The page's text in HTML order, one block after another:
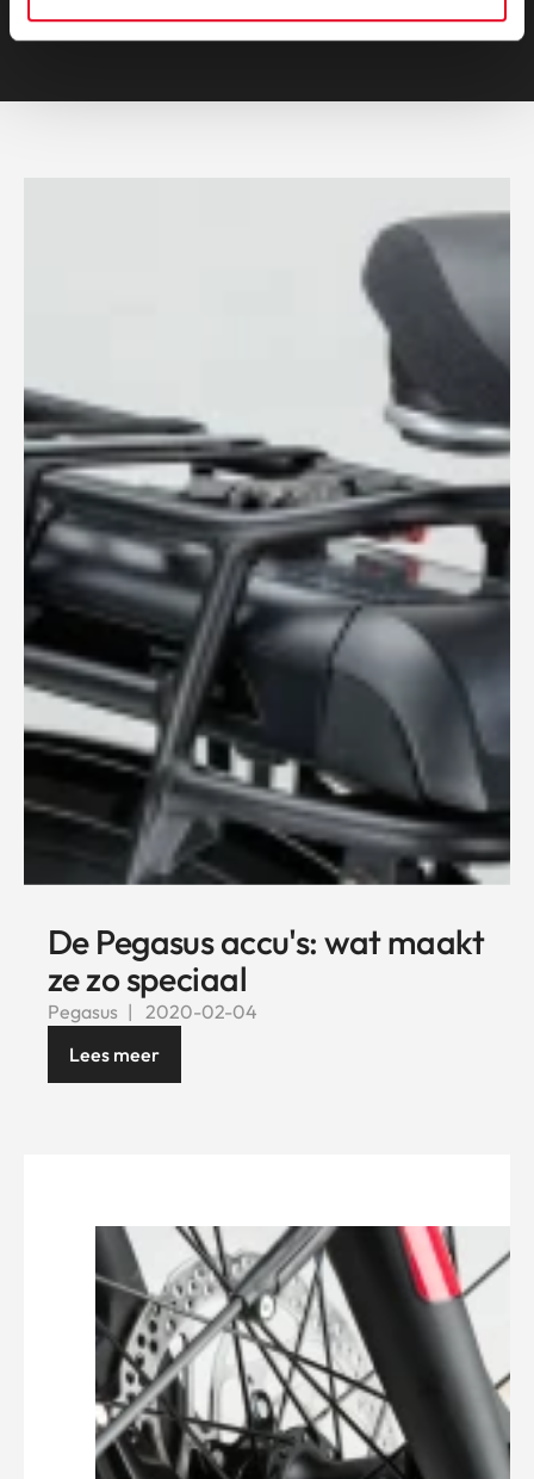
De Pegasus accu's: wat maakt
ze zo speciaal
Pegasus
2020-02-04
Lees meer